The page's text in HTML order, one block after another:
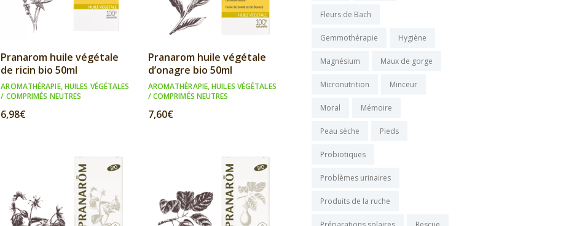
Pranarom huile végétale
de ricin bio 50ml
AROMATHÉRAPIE,HUILES VÉGÉTALES
/ COMPRIMÉS NEUTRES
6,98€
Pranarom huile végétale
d’onagre bio 50ml
AROMATHÉRAPIE,HUILES VÉGÉTALES
/ COMPRIMÉS NEUTRES
7,60€
Fleurs de Bach
Gemmothérapie Hygiène
Magnésium Maux de gorge
Micronutrition Minceur
Moral Mémoire
Peau sèche Pieds
Probiotiques
Problèmes urinaires
Produits de la ruche